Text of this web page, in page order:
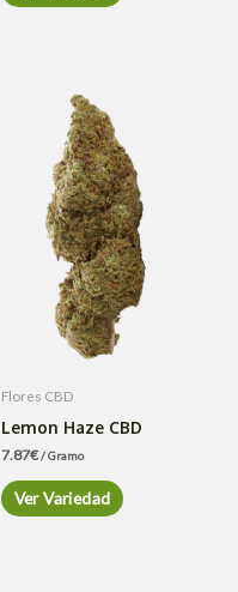
Flores CBD
Lemon Haze CBD
7.87€/ Gramo
Ver Variedad